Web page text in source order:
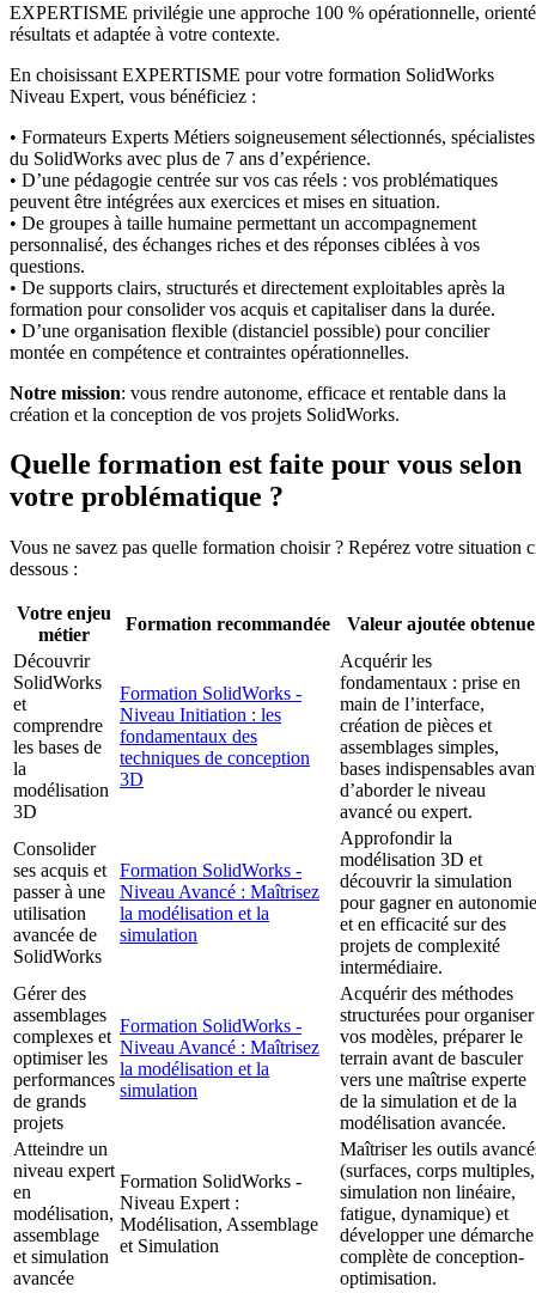
EXPERTISME privilégie une approche 100 % opérationnelle,
résultats et adaptée à votre contexte.
En choisissant EXPERTISME pour votre formation SolidWorks
Niveau Expert, vous bénéficiez :
• Formateurs Experts Métiers soigneusement sélectionnés, spécialistes
du SolidWorks avec plus de 7 ans d’expérience.
• D’une pédagogie centrée sur vos cas réels : vos problématiques
peuvent être intégrées aux exercices et mises en situation.
• De groupes à taille humaine permettant un accompagnement
personnalisé, des échanges riches et des réponses ciblées à vos
questions.
• De supports clairs, structurés et directement exploitables après la
formation pour consolider vos acquis et capitaliser dans la durée.
• D’une organisation flexible (distanciel possible) pour concilier
montée en compétence et contraintes opérationnelles.
Notre mission: vous rendre autonome, efficace et rentable dans la
création et la conception de vos projets SolidWorks.
Quelle formation est faite pour vous selon
votre problématique ?
Vous ne savez pas quelle formation choisir ? Repérez votre situation
dessous :
Votre enjeu
métier
Formation recommandée
Valeur ajoutée obtenue
Découvrir
SolidWorks
et
comprendre
les bases de
la
modélisation
3D
Formation SolidWorks -
Niveau Initiation : les
fondamentaux des
techniques de conception
3D
Acquérir les
fondamentaux : prise en
main de l’interface,
création de pièces et
assemblages simples,
bases indispensables
d’aborder le niveau
avancé ou expert.
Consolider
ses acquis et
passer à une
utilisation
avancée de
SolidWorks
Formation SolidWorks -
Niveau Avancé : Maîtrisez
la modélisation et la
simulation
Approfondir la
modélisation 3D et
découvrir la simulation
pour gagner en autonomie
et en efficacité sur des
projets de complexité
intermédiaire.
Gérer des
assemblages
complexes et
optimiser les
performances
de grands
projets
Formation SolidWorks -
Niveau Avancé : Maîtrisez
la modélisation et la
simulation
Acquérir des méthodes
structurées pour organiser
vos modèles, préparer le
terrain avant de basculer
vers une maîtrise experte
de la simulation et de la
modélisation avancée.
Atteindre un
niveau expert
en
modélisation,
assemblage
et simulation
avancée
Formation SolidWorks -
Niveau Expert :
Modélisation, Assemblage
et Simulation
Maîtriser les outils
(surfaces, corps multiples,
simulation non linéaire,
fatigue, dynamique) et
développer une démarche
complète de conception-
optimisation.